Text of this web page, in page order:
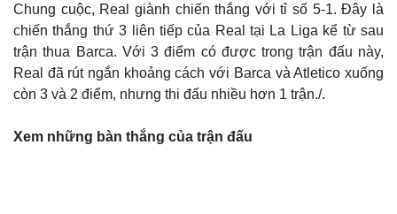
Kinh tế
Thị trường
Tỷ giá
Chung cuộc, Real giành chiến thắng với tỉ số 5-1. Đây là
chiến thắng thứ 3 liên tiếp của Real tại La Liga kể từ sau
trận thua Barca. Với 3 điểm có được trong trận đấu này,
Real đã rút ngắn khoảng cách với Barca và Atletico xuống
còn 3 và 2 điểm, nhưng thi đấu nhiều hơn 1 trận./.
Xem những bàn thắng của trận đấu